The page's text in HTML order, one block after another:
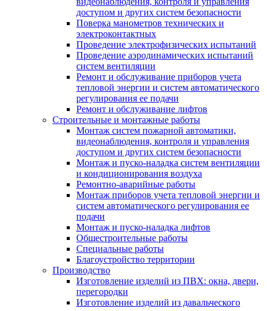
доступом и других систем безопасности
Поверка манометров технических и
электроконтактных
Проведение электрофизических испытаний
Проведение аэродинамических испытаний
систем вентиляции
Ремонт и обслуживание приборов учета
тепловой энергии и систем автоматического
регулирования ее подачи
Ремонт и обслуживание лифтов
Строительные и монтажные работы
Монтаж систем пожарной автоматики,
видеонаблюдения, контроля и управления
доступом и других систем безопасности
Монтаж и пуско-наладка систем вентиляции
и кондиционирования воздуха
Ремонтно-аварийные работы
Монтаж приборов учета тепловой энергии и
систем автоматического регулирования ее
подачи
Монтаж и пуско-наладка лифтов
Общестроительные работы
Специальные работы
Благоустройство территории
Производство
Изготовление изделий из ПВХ: окна, двери,
перегородки
Изготовление изделий из давальческого